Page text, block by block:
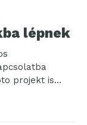
lépnek
projekt is